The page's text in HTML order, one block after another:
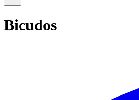
Bicudos